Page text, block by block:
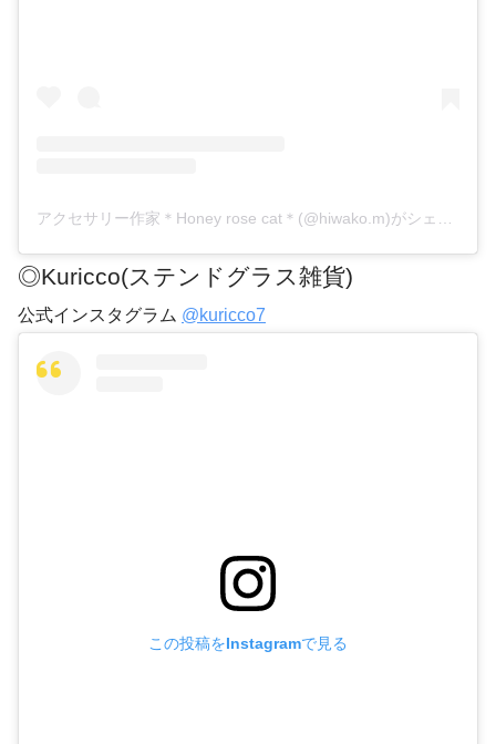
◎Kuricco(ステンドグラス雑貨)
公式インスタグラム @kuricco7
この投稿をInstagramで見る